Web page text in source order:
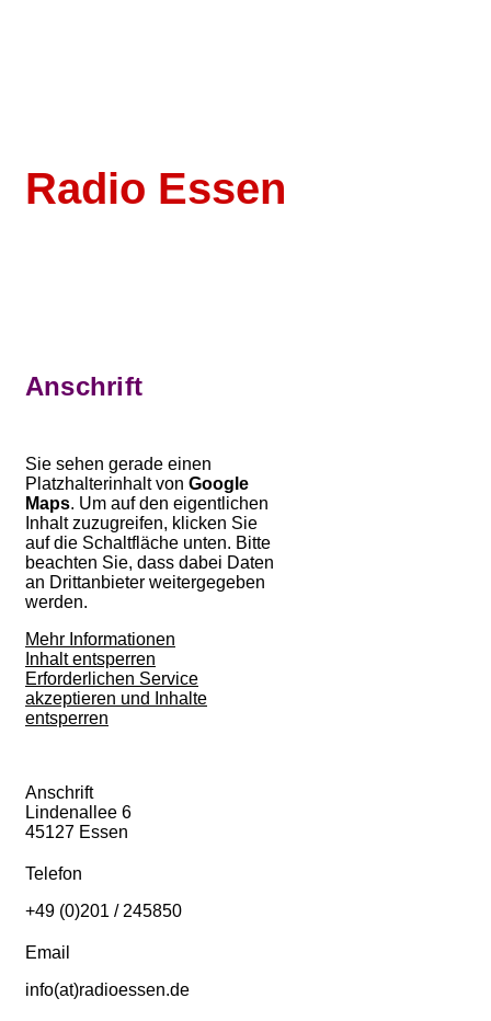
Radio Essen
Anschrift
Sie sehen gerade einen
Platzhalterinhalt von Google
Maps. Um auf den eigentlichen
Inhalt zuzugreifen, klicken Sie
auf die Schaltfläche unten. Bitte
beachten Sie, dass dabei Daten
an Drittanbieter weitergegeben
werden.
Mehr Informationen
Inhalt entsperren
Erforderlichen Service
akzeptieren und Inhalte
entsperren
Anschrift
Lindenallee 6
45127 Essen
Telefon
+49 (0)201 / 245850
Email
info(at)radioessen.de